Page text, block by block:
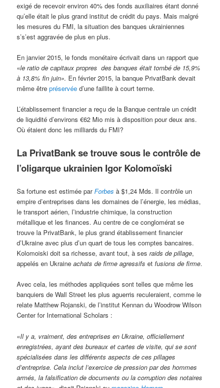
exigé de recevoir environ 40% des fonds auxiliaires étant donné
qu’elle était le plus grand institut de crédit du pays. Mais malgré
les mesures du FMI, la situation des banques ukrainiennes
s’s’est aggravée de plus en plus.
En janvier 2015, le fonds monétaire écrivait dans un rapport que
«le ratio de capitaux propres des banques était tombé de 15,9%
à 13,8% fin juin». En février 2015, la banque PrivatBank devait
même êtrepréservée d’une faillite à court terme.
L’établissement financier a reçu de la Banque centrale un crédit
de liquidité d’environs €62 Mio mis à disposition pour deux ans.
Où étaient donc les milliards du FMI?
La PrivatBank se trouve sous le contrôle de
l’oligarque ukrainien Igor Kolomoïski
Sa fortune est estimée parForbes à $1,24 Mds. Il contrôle un
empire d’entreprises dans les domaines de l’énergie, les médias,
le transport aérien, l’industrie chimique, la construction
métallique et les finances. Au centre de ce conglomérat se
trouve la PrivatBank, le plus grand établissement financier
d’Ukraine avec plus d’un quart de tous les comptes bancaires.
Kolomoiski doit sa richesse, avant tout, à sesraids de pillage,
appelés en Ukraineachats de firme agressifs etfusions de firme.
Avec cela, les méthodes appliquées sont telles que même les
banquiers de Wall Street les plus aguerris reculeraient, comme le
relate Matthew Rojanski, de l’institut Kennan du Woodrow Wilson
Center for International Scholars :
«Il y a, vraiment, des entreprises en Ukraine, officiellement
enregistrées, ayant des bureaux et cartes de visite, qui se sont
spécialisées dans les différents aspects de ces pillages
d’entreprise. Cela inclut l’exercice de pression par des hommes
armés, la falsification de documents ou la corruption des notaires